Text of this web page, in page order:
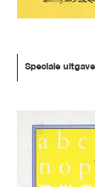
Speciale